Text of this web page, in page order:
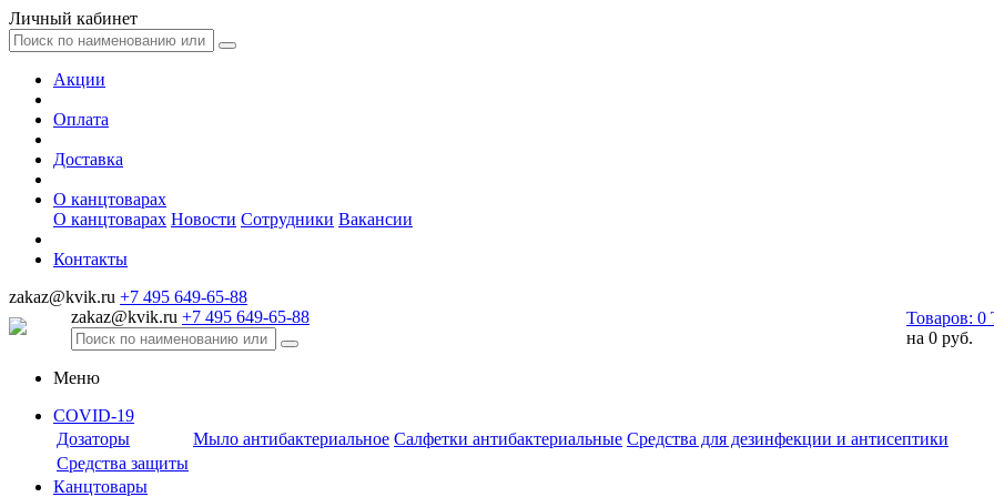
Личный кабинет
Акции
Оплата
Доставка
О канцтоварах
О канцтоварах Новости Сотрудники Вакансии
Контакты
zakaz@kvik.ru +7 495 649-65-88
zakaz@kvik.ru +7 495 649-65-88 Товаров: 0
на 0 руб.
Меню
COVID-19
Дозаторы
Мыло антибактериальное Салфетки антибактериальные Средства для дезинфекции и антисептики
Средства защиты
Канцтовары